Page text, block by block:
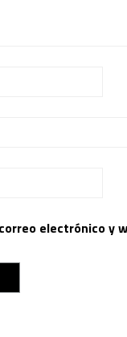
electrónico y